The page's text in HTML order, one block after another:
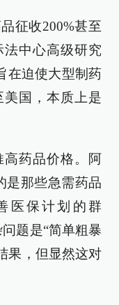
征收200%甚至
中心高级研究
在迫使大型制药
国，本质上是
高药品价格。阿
是那些急需药品
医保计划的群
题是“简单粗暴
果，但显然这对